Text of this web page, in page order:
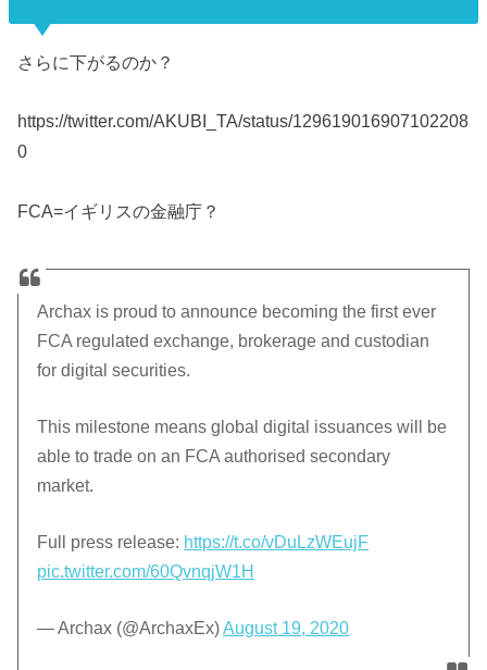
さらに下がるのか？
https://twitter.com/AKUBI_TA/status/129619016907102208
0
FCA=イギリスの金融庁？
Archax is proud to announce becoming the first ever
FCA regulated exchange, brokerage and custodian
for digital securities.
This milestone means global digital issuances will be
able to trade on an FCA authorised secondary
market.
Full press release: https://t.co/vDuLzWEujF
pic.twitter.com/60QvnqjW1H
— Archax (@ArchaxEx)August 19, 2020